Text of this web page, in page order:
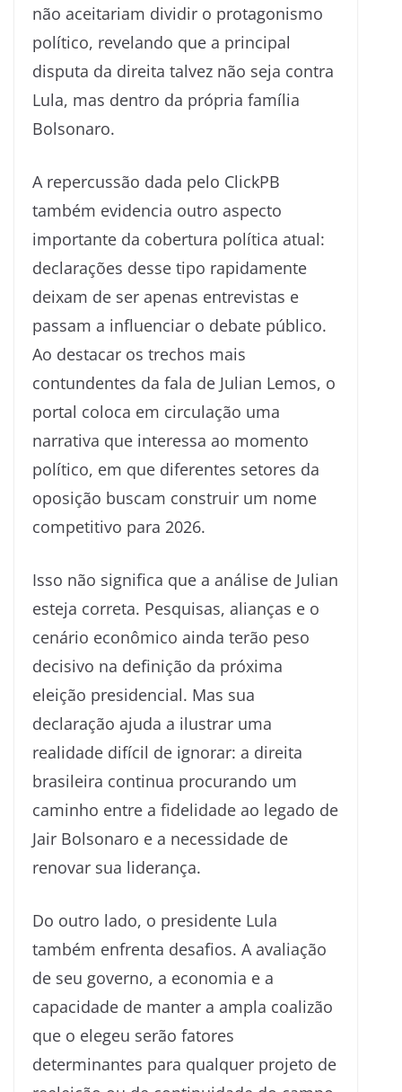
não aceitariam dividir o protagonismo
político, revelando que a principal
disputa da direita talvez não seja contra
Lula, mas dentro da própria família
Bolsonaro.
A repercussão dada pelo ClickPB
também evidencia outro aspecto
importante da cobertura política atual:
declarações desse tipo rapidamente
deixam de ser apenas entrevistas e
passam a influenciar o debate público.
Ao destacar os trechos mais
contundentes da fala de Julian Lemos, o
portal coloca em circulação uma
narrativa que interessa ao momento
político, em que diferentes setores da
oposição buscam construir um nome
competitivo para 2026.
Isso não significa que a análise de Julian
esteja correta. Pesquisas, alianças e o
cenário econômico ainda terão peso
decisivo na definição da próxima
eleição presidencial. Mas sua
declaração ajuda a ilustrar uma
realidade difícil de ignorar: a direita
brasileira continua procurando um
caminho entre a fidelidade ao legado de
Jair Bolsonaro e a necessidade de
renovar sua liderança.
Do outro lado, o presidente Lula
também enfrenta desafios. A avaliação
de seu governo, a economia e a
capacidade de manter a ampla coalizão
que o elegeu serão fatores
determinantes para qualquer projeto de